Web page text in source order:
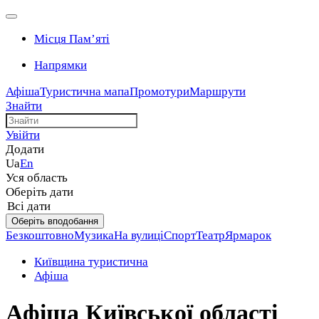
Місця Памʼяті
Напрямки
АфішаТуристична мапаПромотуриМаршрути
Знайти
Увійти
Додати
UaEn
Уся область
Оберіть дати
Всі дати
Оберіть вподобання
БезкоштовноМузикаНа вулиціСпортТеатрЯрмарок
Київщина туристична
Афіша
Афіша Київської області